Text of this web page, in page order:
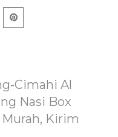
Cimahi Al
Nasi Box
Kirim